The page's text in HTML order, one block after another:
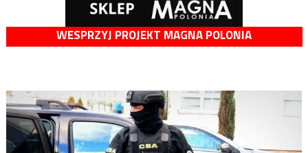
WESPRZYJ PROJEKT MAGNA POLONIA